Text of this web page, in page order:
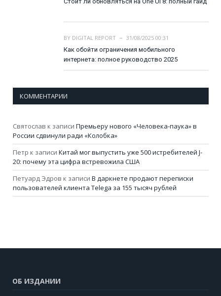
BY DIGITAL REPORT
31/08/2025 00:31
Как обойти ограничения мобильного
интернета: полное руководство 2025
КОММЕНТАРИИ
Святослав к записи Премьеру нового «Человека-паука» в
России сдвинули ради «Колобка»
Петр к записи Китай мог выпустить уже 500 истребителей J-
20: почему эта цифра встревожила США
Петуард Эдров к записи В даркнете продают переписки
пользователей клиента Telega за 155 тысяч рублей
ОБ ИЗДАНИИ